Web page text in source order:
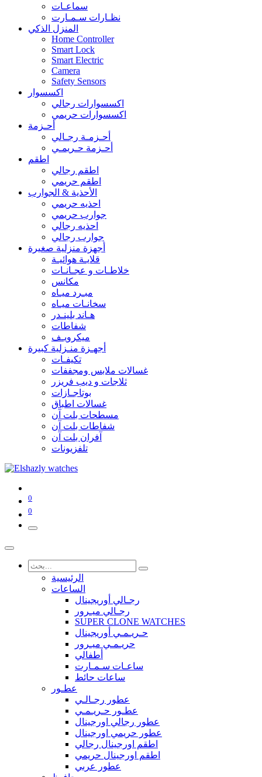
سماعـات
نظـارات سـمـارت
المنزل الذكي
Home Controller
Smart Lock
Smart Electric
Camera
Safety Sensors
اكسسوار
اكسسوارات رجالي
اكسسوارات حريمي
أحـزمة
أحـزمـة رجـالي
أحـزمة حـريمـي
اطقم
اطقم رجالي
اطقم حريمي
الأحذية & الجوارب
احذيه حريمي
جوارب حريمي
احذيه رجالي
جوارب رجالي
أجهزة منزلية صغيرة
قلايـة هوائيـة
خلاطـات و عجـانـات
مكانس
مبـرد ميـاه
سخانـات ميـاه
هـاند بلينـدر
شفاطات
ميكرويـف
أجهـزة منـزلية كبيرة
تكيفـات
غسالات ملابس ومجففات
ثلاجات و ديب فريزر
بوتاجـازات
غسالات اطباق
مسطحات بلت آن
شفاطات بلت آن
آفران بلت آن
تلفزيونات
0
0
الرئيسية
الساعات
رجـالي أوريجينال
رجـالي ميـرور
SUPER CLONE WATCHES
حـريـمـي أوريجينال
حريـمـي ميـرور
أطفالي
ساعـات سـمـارت
ساعات حائط
عطـور
عطور رجـالـي
عطـور حـريـمـي
عطور رجالي اورجينال
عطور حريمي اورجينال
اطقم اورجينال رجالي
اطقم اورجينال حريمي
عطور عربي